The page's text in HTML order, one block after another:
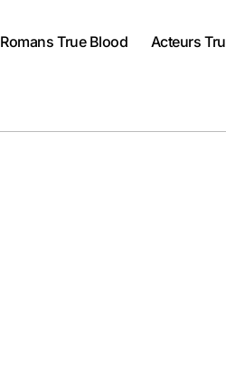
Romans True Blood Acteurs